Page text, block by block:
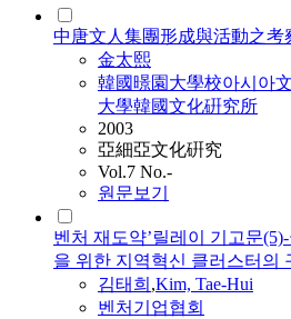
中唐文人集團形成與活動之考
金太熙
韓國暻園大學校아시아
大學韓國文化硏究所
2003
亞細亞文化硏究
Vol.7 No.-
원문보기
벤처 재도약’릴레이 기고문
을 위한 지역혁신 클러스터의
김태희 ,Kim, Tae-Hui
벤처기업협회